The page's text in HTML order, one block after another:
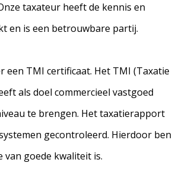
taxateur heeft de kennis en
en is een betrouwbare partij.
een TMI certificaat. Het TMI (Taxatie
als doel commercieel vastgoed
te brengen. Het taxatierapport
gecontroleerd. Hierdoor ben
van goede kwaliteit is.